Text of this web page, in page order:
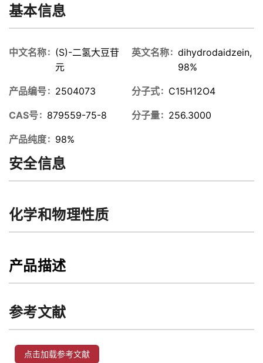
基本信息
中文名称
(S)-二氢大豆苷
元
英文名称
dihydrodaidzein,
98%
产品编号 2504073 分子式 C15H12O4
CAS号 879559-75-8 分子量 256.3000
产品纯度 98%
安全信息
化学和物理性质
产品描述
参考文献
点击加载参考文献